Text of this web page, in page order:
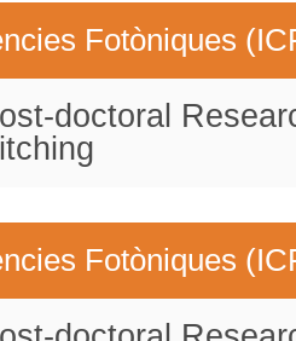
Fotòniques
doctoral
Fotòniques